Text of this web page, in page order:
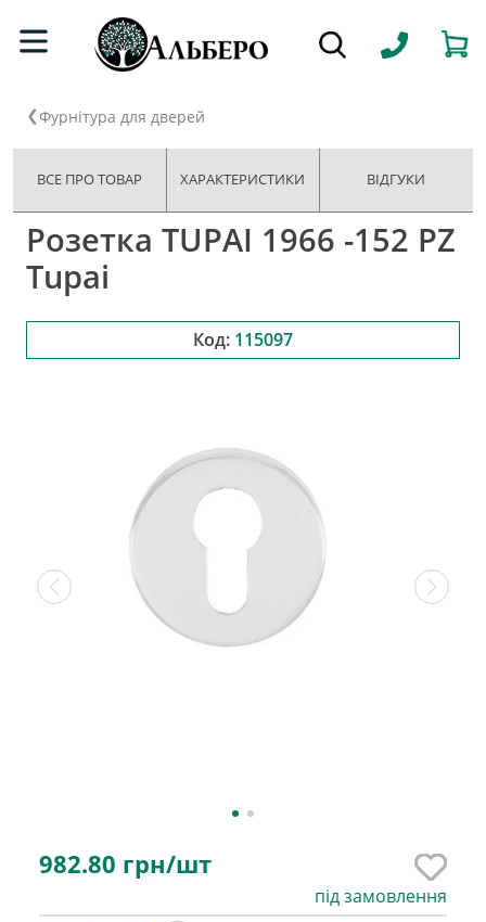
Фурнітура для дверей
ВСЕ ПРО ТОВАР ХАРАКТЕРИСТИКИ ВІДГУКИ
Розетка TUPAI 1966 -152 PZ
Tupai
Код: 115097
982.80 грн/шт
під замовлення